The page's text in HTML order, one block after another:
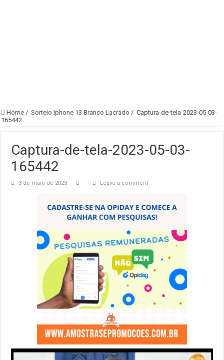
Home / Sorteio Iphone 13 Branco Lacrado / Captura-de-tela-2023-05-03-
165442
Captura-de-tela-2023-05-03-
165442
3 de maio de 2023 Leave a comment